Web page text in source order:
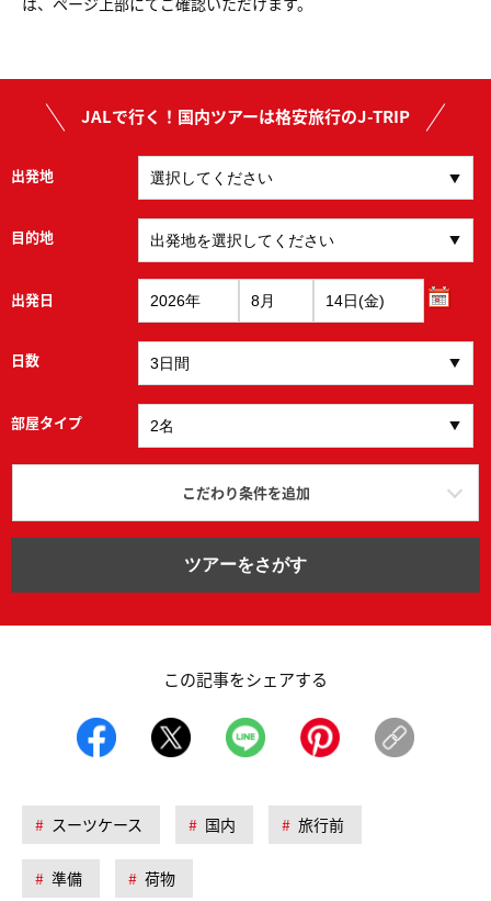
JALで行く！国内ツアーは格安旅行のJ-TRIP
出発地
目的地
出発日
日数
部屋タイプ
こだわり条件を追加
ツアーをさがす
この記事をシェアする
スーツケース 国内 旅行前
準備 荷物